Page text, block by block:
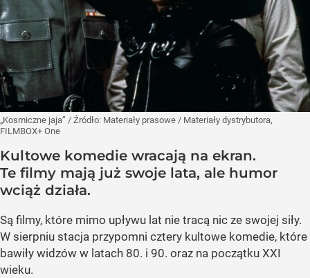
„Kosmiczne jaja” / Źródło: Materiały prasowe / Materiały dystrybutora,
FILMBOX+ One
Kultowe komedie wracają na ekran.
Te filmy mają już swoje lata, ale humor
wciąż działa.
Są filmy, które mimo upływu lat nie tracą nic ze swojej siły.
W sierpniu stacja przypomni cztery kultowe komedie, które
bawiły widzów w latach 80. i 90. oraz na początku XXI
wieku.